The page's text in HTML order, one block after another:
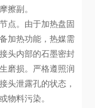
擦副。
点。由于加热盘固
加热功能，热媒需
头内部的石墨密封
磨损。严格遵照润
头泄露孔的状态，
物料污染。